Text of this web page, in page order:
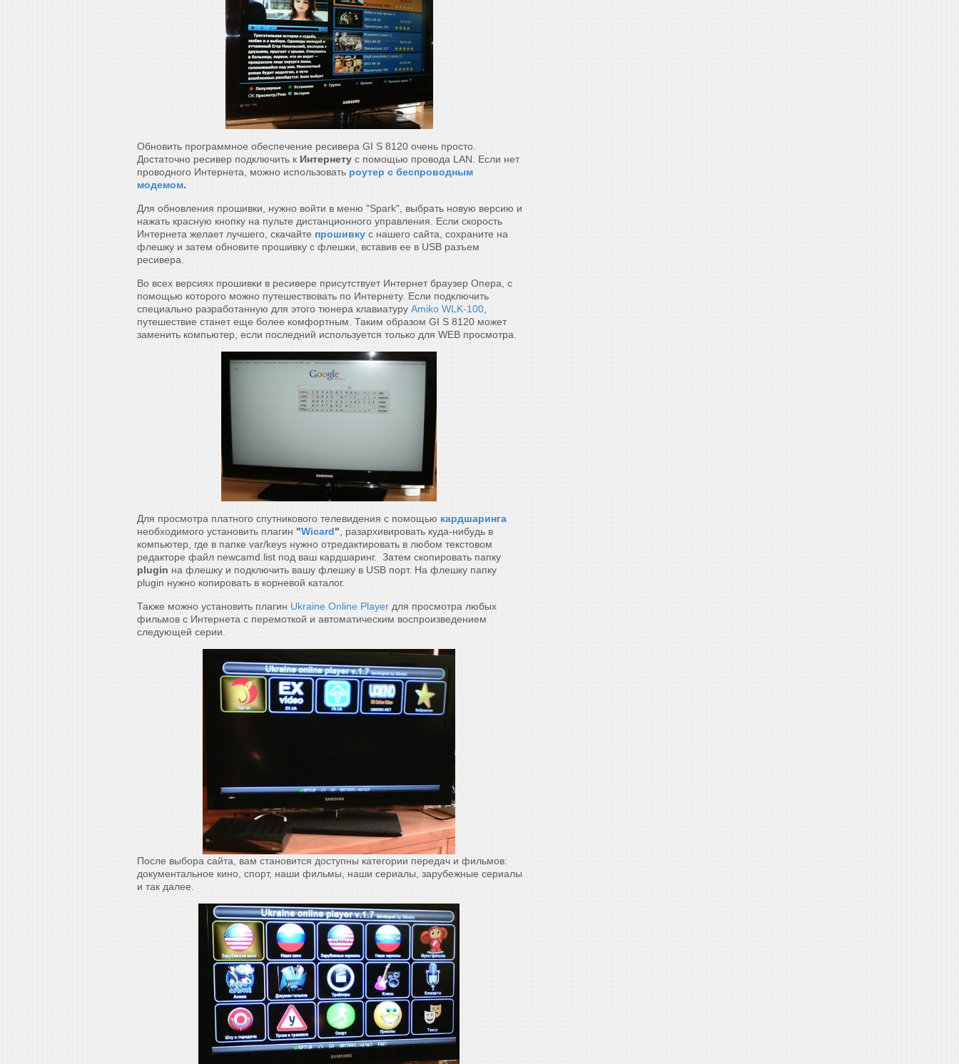
Обновить программное обеспечение ресивера GI S 8120 очень просто.
Достаточно ресивер подключить к Интернету с помощью провода LAN. Если нет
проводного Интернета, можно использовать роутер с беспроводным
модемом.
Для обновления прошивки, нужно войти в меню "Spark", выбрать новую версию и
нажать красную кнопку на пульте дистанционного управления. Если скорость
Интернета желает лучшего, скачайте прошивку с нашего сайта, сохраните на
флешку и затем обновите прошивку с флешки, вставив ее в USB разъем
ресивера.
Во всех версиях прошивки в ресивере присутствует Интернет браузер Опера, с
помощью которого можно путешествовать по Интернету. Если подключить
специально разработанную для этого тюнера клавиатуру Amiko WLK-100
путешествие станет еще более комфортным. Таким образом GI S 8120 может
заменить компьютер, если последний используется только для WEB просмотра.
Для просмотра платного спутникового телевидения с помощью кардшаринга
необходимого установить плагин "Wicard" , разархивировать куда-нибудь в
компьютер, где в папке var/keys нужно отредактировать в любом текстовом
редакторе файл newcamd.list под ваш кардшаринг. Затем скопировать папку
plugin на флешку и подключить вашу флешку в USB порт. На флешку папку
plugin нужно копировать в корневой каталог.
Также можно установить плагин Ukraine Online Player для просмотра любых
фильмов с Интернета с перемоткой и автоматическим воспроизведением
следующей серии.
После выбора сайта, вам становится доступны категории передач и фильмов:
документальное кино, спорт, наши фильмы, наши сериалы, зарубежные сериалы
и так далее.